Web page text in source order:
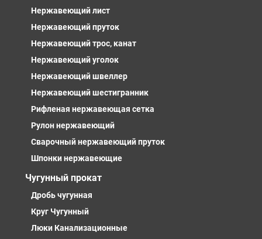
Нержавеющий лист
Нержавеющий пруток
Нержавеющий трос, канат
Нержавеющий уголок
Нержавеющий швеллер
Нержавеющий шестигранник
Рифленая нержавеющая сетка
Рулон нержавеющий
Сварочный нержавеющий пруток
Шпонки нержавеющие
Чугунный прокат
Дробь чугунная
Круг Чугунный
Люки Канализационные